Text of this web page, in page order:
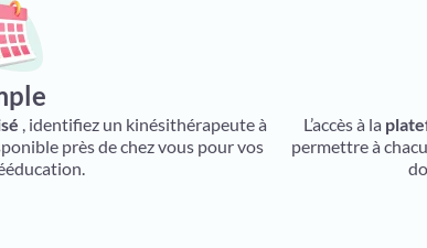
, identifiez un kinésithérapeute à
près de chez vous pour vos
L’accès à la
permettre à